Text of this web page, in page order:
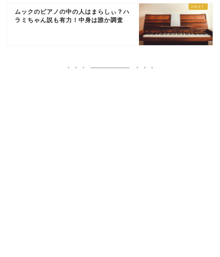
ムックのピアノの中の人はまらしぃ？ハ
ラミちゃん説も有力！中身は誰か調査